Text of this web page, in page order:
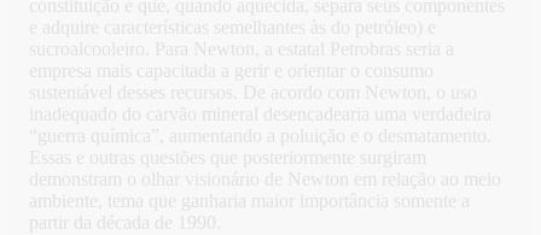
constituição e que, quando aquecida, separa seus componentes
e adquire características semelhantes às do petróleo) e
sucroalcooleiro. Para Newton, a estatal Petrobras seria a
empresa mais capacitada a gerir e orientar o consumo
sustentável desses recursos. De acordo com Newton, o uso
inadequado do carvão mineral desencadearia uma verdadeira
“guerra química”, aumentando a poluição e o desmatamento.
Essas e outras questões que posteriormente surgiram
demonstram o olhar visionário de Newton em relação ao meio
ambiente, tema que ganharia maior importância somente a
partir da década de 1990.